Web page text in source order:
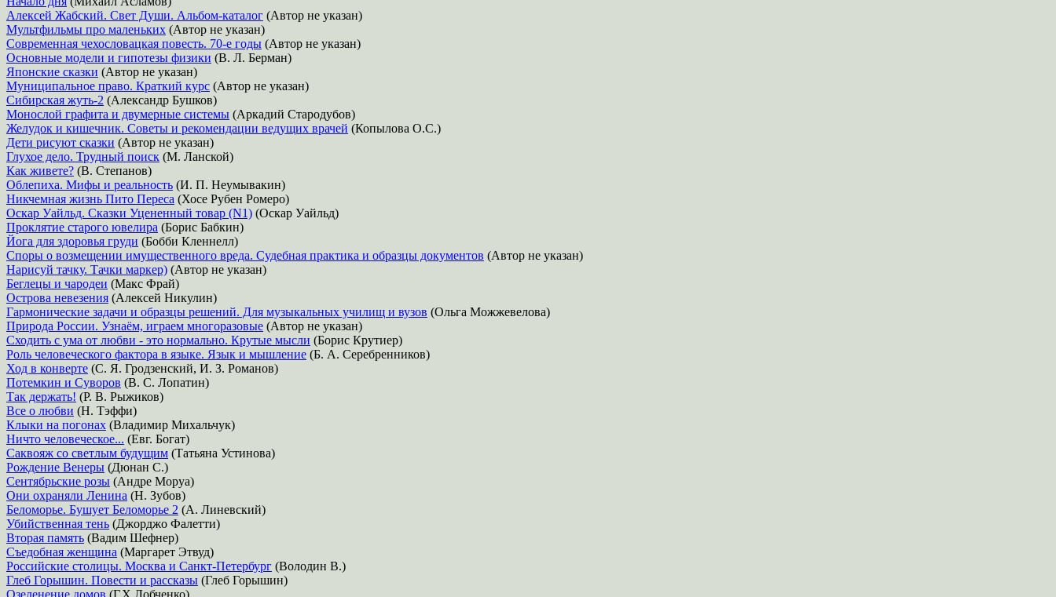
Алексей Жабский. Свет Души. Альбом-каталог (Автор не указан)
Мультфильмы про маленьких (Автор не указан)
Современная чехословацкая повесть. 70-е годы (Автор не указан)
Основные модели и гипотезы физики (В. Л. Берман)
Японские сказки (Автор не указан)
Муниципальное право. Краткий курс (Автор не указан)
Сибирская жуть-2 (Александр Бушков)
Монослой графита и двумерные системы (Аркадий Стародубов)
Желудок и кишечник. Советы и рекомендации ведущих врачей (Копылова О.С.)
Дети рисуют сказки (Автор не указан)
Глухое дело. Трудный поиск (М. Ланской)
Как живете? (В. Степанов)
Облепиха. Мифы и реальность (И. П. Неумывакин)
Никчемная жизнь Пито Переса (Хосе Рубен Ромеро)
Оскар Уайльд. Сказки Уцененный товар (N1) (Оскар Уайльд)
Проклятие старого ювелира (Борис Бабкин)
Йога для здоровья груди (Бобби Кленнелл)
Споры о возмещении имущественного вреда. Судебная практика и образцы документов (Автор не указан)
Нарисуй тачку. Тачки маркер) (Автор не указан)
Беглецы и чародеи (Макс Фрай)
Острова невезения (Алексей Никулин)
Гармонические задачи и образцы решений. Для музыкальных училищ и вузов (Ольга Можжевелова)
Природа России. Узнаём, играем многоразовые (Автор не указан)
Сходить с ума от любви - это нормально. Крутые мысли (Борис Крутиер)
Роль человеческого фактора в языке. Язык и мышление (Б. А. Серебренников)
Ход в конверте (С. Я. Гродзенский, И. З. Романов)
Потемкин и Суворов (В. С. Лопатин)
Так держать! (Р. В. Рыжиков)
Все о любви (Н. Тэффи)
Клыки на погонах (Владимир Михальчук)
Ничто человеческое... (Евг. Богат)
Саквояж со светлым будущим (Татьяна Устинова)
Рождение Венеры (Дюнан С.)
Сентябрьские розы (Андре Моруа)
Они охраняли Ленина (Н. Зубов)
Беломорье. Бушует Беломорье 2 (А. Линевский)
Убийственная тень (Джорджо Фалетти)
Вторая память (Вадим Шефнер)
Съедобная женщина (Маргарет Этвуд)
Российские столицы. Москва и Санкт-Петербург (Володин В.)
Глеб Горышин. Повести и рассказы (Глеб Горышин)
Озеленение домов (Г.Х.Лобченко)